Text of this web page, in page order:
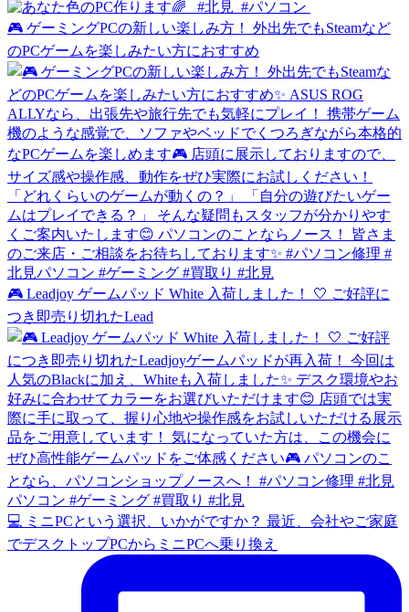
🎮 ゲーミングPCの新しい楽しみ方！ 外出先でもSteamなど
のPCゲームを楽しみたい方におすすめ
🎮 Leadjoy ゲームパッド White 入荷しました！ 🤍 ご好評に
つき即売り切れたLead
💻 ミニPCという選択、いかがですか？ 最近、会社やご家庭
でデスクトップPCからミニPCへ乗り換え